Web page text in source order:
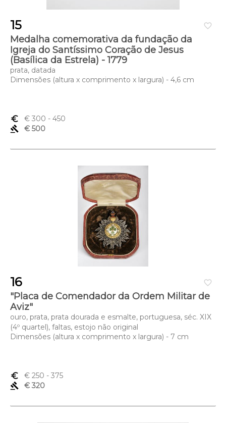
favorite_border
15
Medalha comemorativa da fundação da
Igreja do Santíssimo Coração de Jesus
(Basílica da Estrela) - 1779
prata, datada
Dimensões (altura x comprimento x largura) - 4,6 cm
euro_symbol € 300 - 450
gavel
€ 500
favorite_border
16
"Placa de Comendador da Ordem Militar de
Aviz"
ouro, prata, prata dourada e esmalte, portuguesa, séc. XIX
(4º quartel), faltas, estojo não original
Dimensões (altura x comprimento x largura) - 7 cm
euro_symbol € 250 - 375
gavel
€ 320